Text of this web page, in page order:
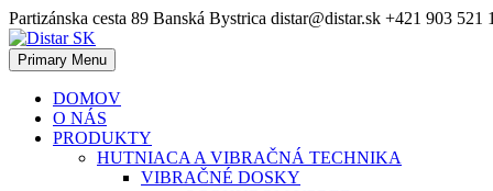
Skip
to
content
Partizánska cesta 89 Banská Bystrica distar@distar.sk +421 903 521
Distar SK
Priemyselná diamantová technika
Primary Menu
DOMOV
O NÁS
PRODUKTY
HUTNIACA A VIBRAČNÁ TECHNIKA
VIBRAČNÉ DOSKY